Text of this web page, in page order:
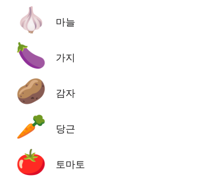
🧄 마늘
🍆 가지
🥔 감자
🥕 당근
🍅 토마토